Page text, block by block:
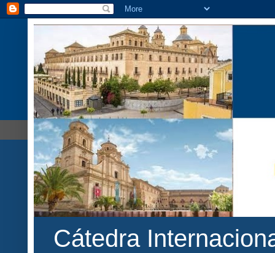
Cátedra